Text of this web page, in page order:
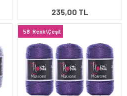
235,00 TL
58 Renk\Çeşit